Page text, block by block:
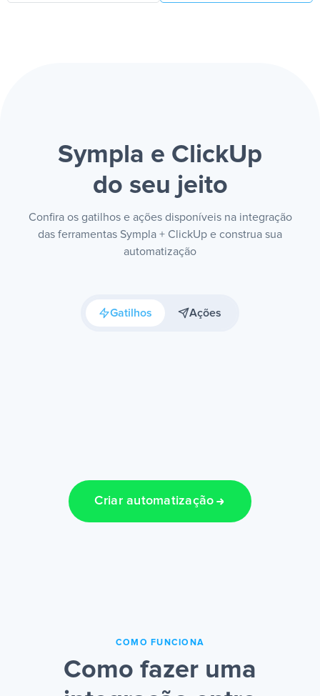
Sympla e ClickUp
do seu jeito
Confira os gatilhos e ações disponíveis na integração
das ferramentas Sympla + ClickUp e construa sua
automatização
Gatilhos Ações
Criar automatização
COMO FUNCIONA
Como fazer uma